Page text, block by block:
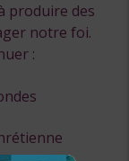
produire des
notre foi.
: